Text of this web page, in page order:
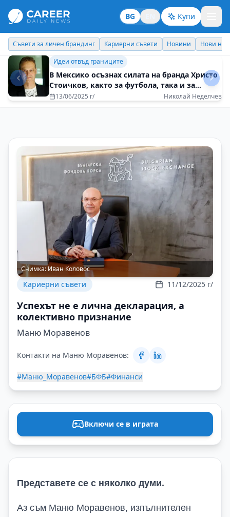
BG Купи
Кариерни съвети Новини Нови назначения Днес празнува
Идеи отвъд границите
Животът е кратък, а светът – голям
28/06/2025 г/ Петър Пунчев
Снимка: Иван Коловос
Кариерни съвети 11/12/2025 г/
Успехът не е лична декларация, а
колективно признание
Маню Моравенов
Контакти на Маню Моравенов:
#Маню_Моравенов#БФБ#Финанси
Включи се в играта
Представете се с няколко думи.
Аз съм Маню Моравенов, изпълнителен